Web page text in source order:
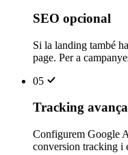
SEO opcional
Si la landing també
page. Per a
05
Tracking
Configurem Google
conversion tracking i